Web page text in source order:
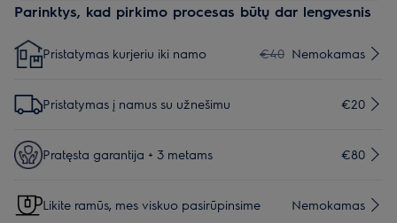
Parinktys, kad pirkimo procesas būtų dar lengvesnis
Pristatymas kurjeriu iki namo €40 Nemokamas
Pristatymas į namus su užnešimu €20
Pratęsta garantija + 3 metams €80
Likite ramūs, mes viskuo pasirūpinsime Nemokamas